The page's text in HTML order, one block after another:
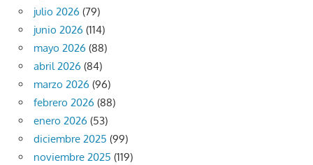
julio 2026 (79)
junio 2026 (114)
mayo 2026 (88)
abril 2026 (84)
marzo 2026 (96)
febrero 2026 (88)
enero 2026 (53)
diciembre 2025 (99)
noviembre 2025 (119)